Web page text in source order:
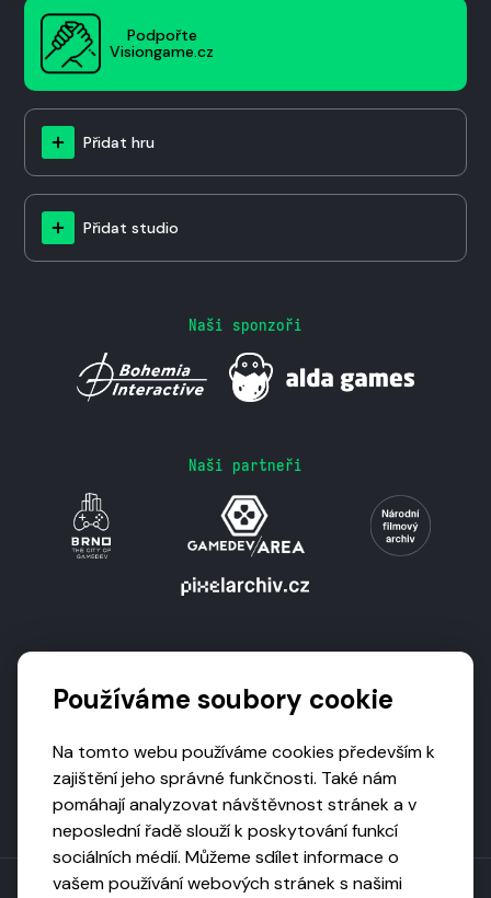
Podpořte
Visiongame.cz
Přidat hru
Přidat studio
Naši sponzoři
Naši partneři
Používáme soubory cookie
Na tomto webu používáme cookies především k
zajištění jeho správné funkčnosti. Také nám
pomáhají analyzovat návštěvnost stránek a v
neposlední řadě slouží k poskytování funkcí
sociálních médií. Můžeme sdílet informace o
vašem používání webových stránek s našimi